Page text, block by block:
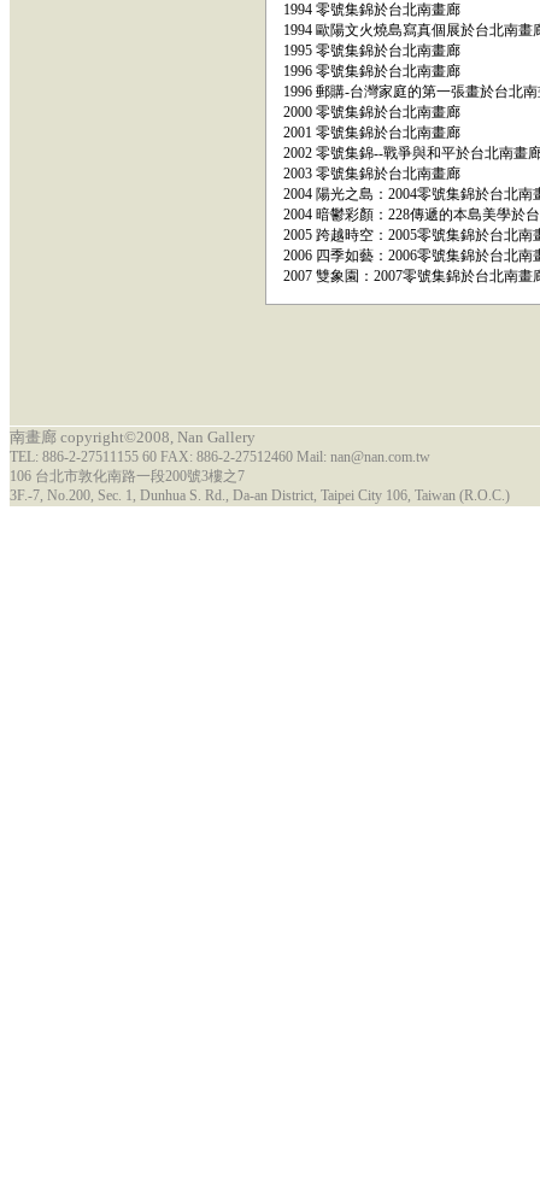
1994 零號集錦於台北南畫廊
1994 歐陽文火燒島寫真個展於台北南畫
1995 零號集錦於台北南畫廊
1996 零號集錦於台北南畫廊
1996 郵購-台灣家庭的第一張畫於台北
2000 零號集錦於台北南畫廊
2001 零號集錦於台北南畫廊
2002 零號集錦--戰爭與和平於台北南畫
2003 零號集錦於台北南畫廊
2004 陽光之島：2004零號集錦於台北南
2004 暗鬱彩顏：228傳遞的本島美學於
2005 跨越時空：2005零號集錦於台北南
2006 四季如藝：2006零號集錦於台北南
2007 雙象園：2007零號集錦於台北南畫
南畫廊 copyright©2008, Nan Gallery
TEL: 886-2-27511155 60 FAX: 886-2-27512460 Mail: nan@nan.com.tw
106 台北市敦化南路一段200號3樓之7
3F.-7, No.200, Sec. 1, Dunhua S. Rd., Da-an District, Taipei City 106, Taiwan (R.O.C.)